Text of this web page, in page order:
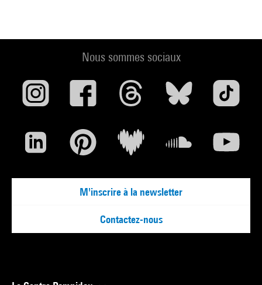
Nous sommes sociaux
M'inscrire à la newsletter
Contactez-nous